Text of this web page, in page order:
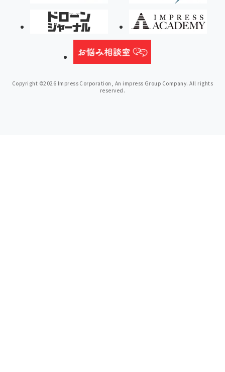
Copyright ©2026 Impress Corporation, An impress Group Company. All rights
reserved.